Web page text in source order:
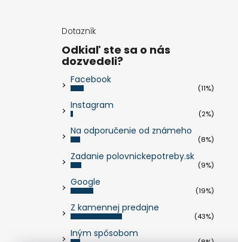
Dotazník
Odkiaľ ste sa o nás
dozvedeli?
Facebook
(11%)
Instagram
(2%)
Na odporučenie od známeho
(8%)
Zadanie polovnickepotreby.sk
(9%)
Google
(19%)
Z kamennej predajne
(43%)
Iným spôsobom